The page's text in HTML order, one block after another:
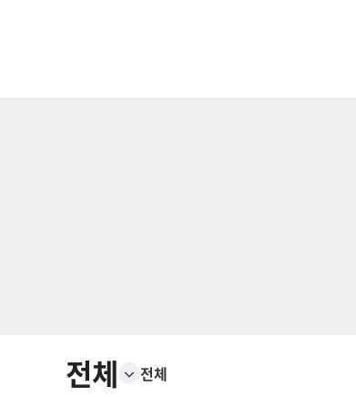
전체 전체